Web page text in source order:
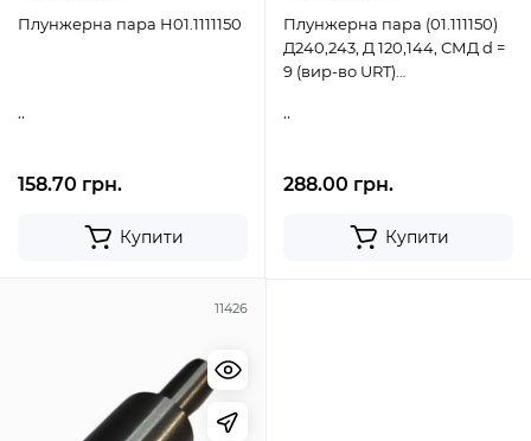
Плунжерна пара Н01.1111150
..
158.70 грн.
Купити
Плунжерна пара (01.111150)
Д240,243, Д 120,144, СМД d =
9 (вир-во URT)
..
288.00 грн.
Купити
11426